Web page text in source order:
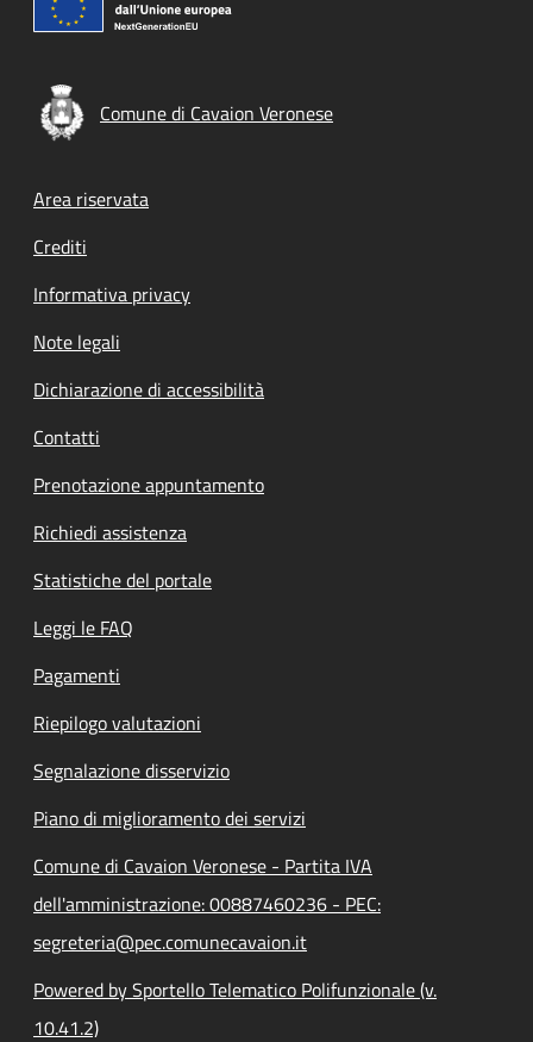
Comune di Cavaion Veronese
Footer menu
Area riservata
Crediti
Informativa privacy
Note legali
Dichiarazione di accessibilità
Contatti
Prenotazione appuntamento
Richiedi assistenza
Statistiche del portale
Leggi le FAQ
Pagamenti
Riepilogo valutazioni
Segnalazione disservizio
Piano di miglioramento dei servizi
Comune di Cavaion Veronese - Partita IVA
dell'amministrazione: 00887460236 - PEC:
segreteria@pec.comunecavaion.it
Powered by Sportello Telematico Polifunzionale (v.
10.41.2)